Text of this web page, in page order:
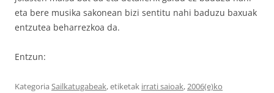
eta bere musika sakonean bizi sentitu nahi baduzu baxuak
entzutea beharrezkoa da.
Entzun:
Kategoria Sailkatugabeak, etiketak irrati saioak,2006(e)ko